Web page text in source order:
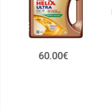
60.00€